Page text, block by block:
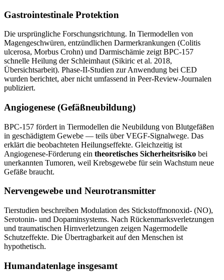
Gastrointestinale Protektion
Die ursprüngliche Forschungsrichtung. In Tiermodellen von
Magengeschwüren, entzündlichen Darmerkrankungen (Colitis
ulcerosa, Morbus Crohn) und Darmischämie zeigt BPC-157
schnelle Heilung der Schleimhaut (Sikiric et al. 2018,
Übersichtsarbeit). Phase-II-Studien zur Anwendung bei CED
wurden berichtet, aber nicht umfassend in Peer-Review-Journalen
publiziert.
Angiogenese (Gefäßneubildung)
BPC-157 fördert in Tiermodellen die Neubildung von Blutgefäßen
in geschädigtem Gewebe — teils über VEGF-Signalwege. Das
erklärt die beobachteten Heilungseffekte. Gleichzeitig ist
Angiogenese-Förderung ein theoretisches Sicherheitsrisiko bei
unerkannten Tumoren, weil Krebsgewebe für sein Wachstum neue
Gefäße braucht.
Nervengewebe und Neurotransmitter
Tierstudien beschreiben Modulation des Stickstoffmonoxid- (NO),
Serotonin- und Dopaminsystems. Nach Rückenmarksverletzungen
und traumatischen Hirnverletzungen zeigen Nagermodelle
Schutzeffekte. Die Übertragbarkeit auf den Menschen ist
hypothetisch.
Humandatenlage insgesamt